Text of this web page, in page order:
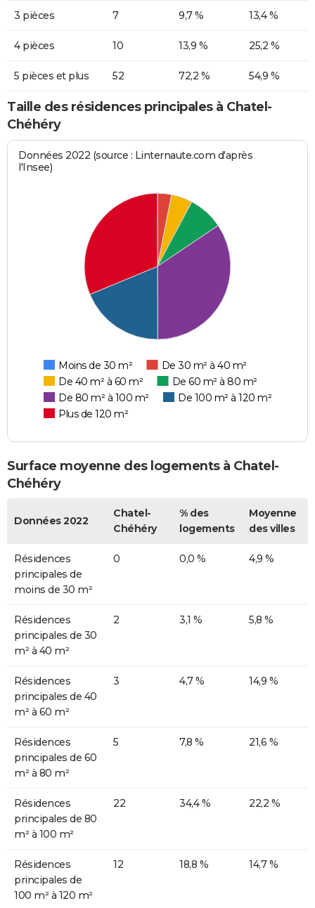
3 pièces 7 9,7 % 13,4 %
4 pièces 10 13,9 % 25,2 %
5 pièces et plus 52 72,2 % 54,9 %
Taille des résidences principales à Chatel-
Chéhéry
Données 2022 (source : Linternaute.com d'après
l'Insee)
Moins de 30 m²
De 30 m² à 40 m²
De 40 m² à 60 m²
De 60 m² à 80 m²
De 80 m² à 100 m²
De 100 m² à 120 m²
Plus de 120 m²
Surface moyenne des logements à Chatel-
Chéhéry
Données 2022
Chatel-
Chéhéry
% des
logements
Moyenne
des villes
Résidences
principales de
moins de 30 m²
0 0,0 % 4,9 %
Résidences
principales de 30
m² à 40 m²
2 3,1 % 5,8 %
Résidences
principales de 40
m² à 60 m²
3 4,7 % 14,9 %
Résidences
principales de 60
m² à 80 m²
5 7,8 % 21,6 %
Résidences
principales de 80
m² à 100 m²
22 34,4 % 22,2 %
Résidences
principales de
100 m² à 120 m²
12 18,8 % 14,7 %